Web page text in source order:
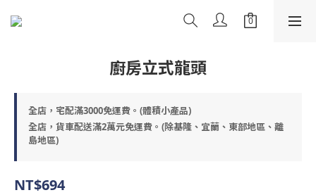
廚房立式龍頭
全店，宅配滿3000免運費。(體積小產品)
全店，貨車配送滿2萬元免運費。(除基隆、宜蘭、東部地區、離
島地區)
NT$694